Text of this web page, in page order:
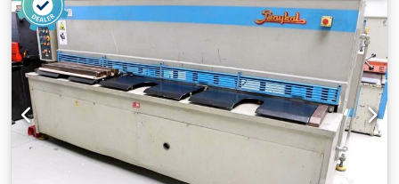
die hohen Kosten von Premium-Scheren benötigen. Die
HGL eignet sich besonders für kleine Werkstätten,
Instandhaltungsabteilungen und den Einstieg in die
Blechbearbeitung. Cjdpfxswnal As Aixsrf